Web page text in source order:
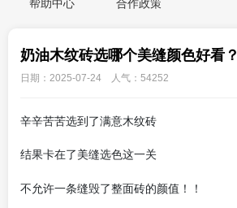
帮助中心 合作政策
奶油木纹砖选哪个美缝颜色好看？
日期：2025-07-24 人气：54252
辛辛苦苦选到了满意木纹砖
结果卡在了美缝选色这一关
不允许一条缝毁了整面砖的颜值！！